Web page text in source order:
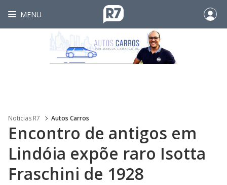
MENU
Noticias R7 Autos Carros
Encontro de antigos em
Lindóia expõe raro Isotta
Fraschini de 1928